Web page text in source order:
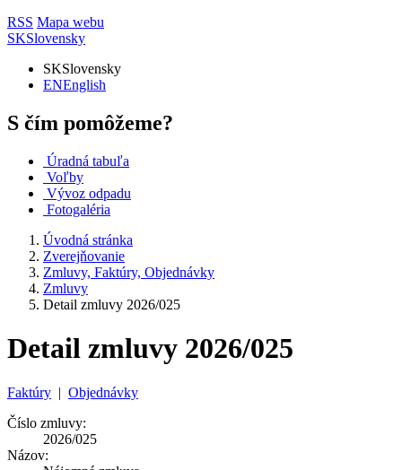
RSS Mapa webu
SKSlovensky
SKSlovensky
ENEnglish
S čím pomôžeme?
Úradná tabuľa
Voľby
Vývoz odpadu
Fotogaléria
Úvodná stránka
Zverejňovanie
Zmluvy, Faktúry, Objednávky
Zmluvy
Detail zmluvy 2026/025
Detail zmluvy 2026/025
Faktúry | Objednávky
Číslo zmluvy:
2026/025
Názov: